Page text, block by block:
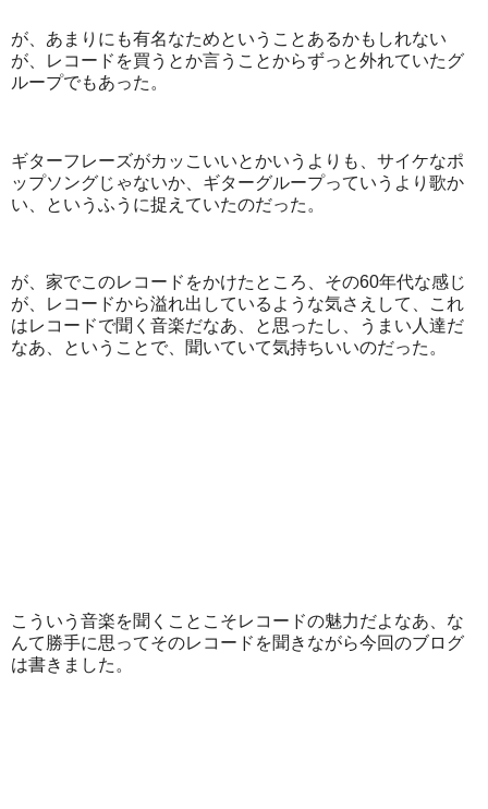
が、あまりにも有名なためということあるかもしれない
が、レコードを買うとか言うことからずっと外れていたグ
ループでもあった。
ギターフレーズがカッこいいとかいうよりも、サイケなポ
ップソングじゃないか、ギターグループっていうより歌か
い、というふうに捉えていたのだった。
が、家でこのレコードをかけたところ、その60年代な感じ
が、レコードから溢れ出しているような気さえして、これ
はレコードで聞く音楽だなあ、と思ったし、うまい人達だ
なあ、ということで、聞いていて気持ちいいのだった。
こういう音楽を聞くことこそレコードの魅力だよなあ、な
んて勝手に思ってそのレコードを聞きながら今回のブログ
は書きました。